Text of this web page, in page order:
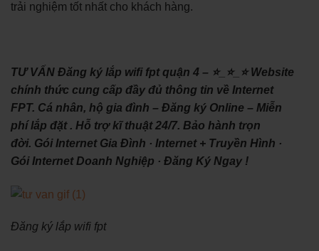
trải nghiệm tốt nhất cho khách hàng.
TƯ VẤN Đăng ký lắp wifi fpt quận 4 – ⭐_⭐_⭐ Website
chính thức cung cấp đầy đủ thông tin về Internet
FPT. Cá nhân, hộ gia đình – Đăng ký Online – Miễn
phí lắp đặt . Hỗ trợ kĩ thuật 24/7. Bảo hành trọn
đời. ‎Gói Internet Gia Đình · ‎Internet + Truyền Hình ·
‎Gói Internet Doanh Nghiệp · ‎Đăng Ký Ngay !
Đăng ký lắp wifi fpt